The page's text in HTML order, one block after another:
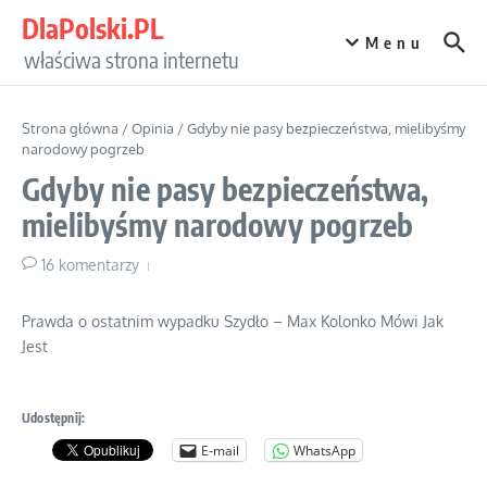
DlaPolski.PL
właściwa strona internetu
Menu
Strona główna /Opinia /Gdyby nie pasy bezpieczeństwa, mielibyśmy
narodowy pogrzeb
Gdyby nie pasy bezpieczeństwa,
mielibyśmy narodowy pogrzeb
16 komentarzy
Prawda o ostatnim wypadku Szydło – Max Kolonko Mówi Jak
Jest
Udostępnij:
E-mail WhatsApp